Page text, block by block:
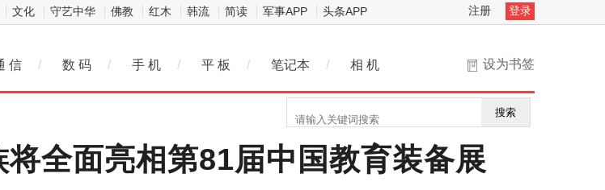
文化 守艺中华 佛教 红木 韩流 简读 军事APP 头条APP 注册 登录
设为书签
信 / 数 码 / 手 机 / 平 板 / 笔记本 / 相 机
搜索
全面亮相第81届中国教育装备展